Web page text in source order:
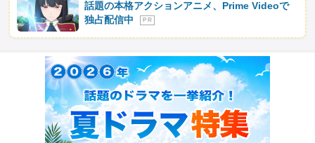
話題の本格アクションアニメ、Prime Videoで
独占配信中
P R